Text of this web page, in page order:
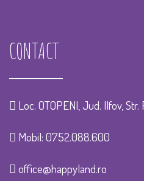
CONTACT
Loc. OTOPENI, Jud. Ilfov,
Mobil: 0752.088.600
office@happyland.ro